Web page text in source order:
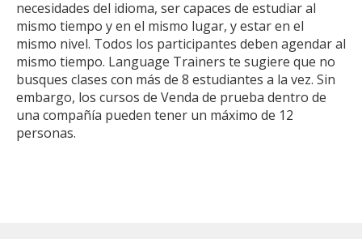
necesidades del idioma, ser capaces de estudiar al
mismo tiempo y en el mismo lugar, y estar en el
mismo nivel. Todos los participantes deben agendar al
mismo tiempo. Language Trainers te sugiere que no
busques clases con más de 8 estudiantes a la vez. Sin
embargo, los cursos de Venda de prueba dentro de
una compañía pueden tener un máximo de 12
personas.